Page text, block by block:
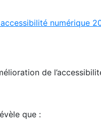
numérique
de
que :